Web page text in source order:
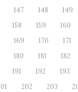
147 148 149
158 159 160
169 170 171
180 181 182
191 192 193
202 203